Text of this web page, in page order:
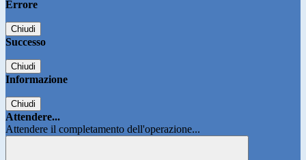
Errore
Chiudi
Successo
Chiudi
Informazione
Chiudi
Attendere...
Attendere il completamento dell'operazione...